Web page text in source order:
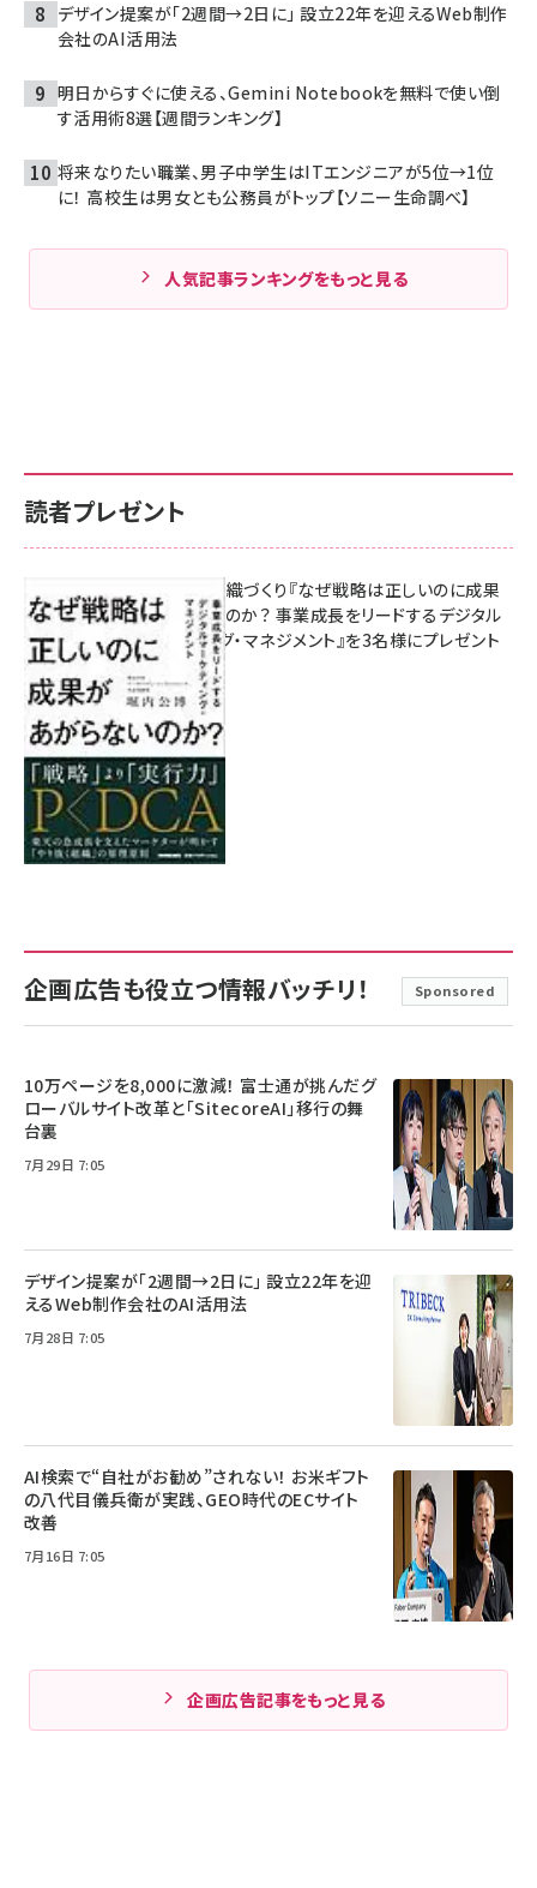
企画広告も役立つ情報バッチリ！ Sponsored
10万ページを8,000に激減！ 富士通が挑んだグ
ローバルサイト改革と「SitecoreAI」移行の舞
台裏
7月29日 7:05
デザイン提案が「2週間→2日に」 設立22年を迎
えるWeb制作会社のAI活用法
7月28日 7:05
AI検索で“自社がお勧め”されない！ お米ギフト
の八代目儀兵衛が実践、GEO時代のECサイト
改善
7月16日 7:05
企画広告記事をもっと見る
デザイン提案が「2週間→2日に」 設立22年を迎えるWeb制作
会社のAI活用法
明日からすぐに使える、Gemini Notebookを無料で使い倒
す活用術8選【週間ランキング】
将来なりたい職業、男子中学生はITエンジニアが5位→1位
に！ 高校生は男女とも公務員がトップ【ソニー生命調べ】
人気記事ランキングをもっと見る
読者プレゼント
成果を生む組織づくり『なぜ戦略は正しいのに成果
があがらないのか？ 事業成長をリードするデジタル
マーケティング・マネジメント』を3名様にプレゼント
8月7日 10:00